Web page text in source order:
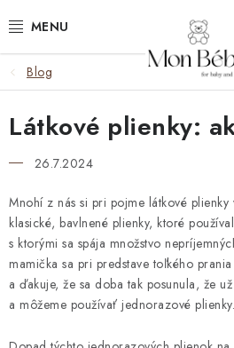
na
ZĽAVY
OBLEČENIE
VÝBAVA
STAROSTLIVOSŤ
HRAČKY
KOČÍKY
Blog
Látkové plienky:
26.7.2024
Mnohí z nás si pri pojme látkové plienky
klasické, bavlnené plienky, ktoré
s ktorými sa spája množstvo
mamička sa pri predstave toľkého
a ďakuje, že sa doba tak posunula, že
a môžeme používať jednorazové plienky.